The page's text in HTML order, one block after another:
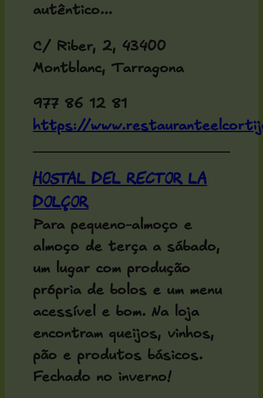
autêntico...
C/ Riber, 2, 43400
Montblanc, Tarragona
977 86 12 81
https://
Hostal del Rector La
Dolçor
Para pequeno-almoço e
almoço de terça a sábado,
um lugar com produção
própria de bolos e um menu
acessível e bom. Na loja
encontram queijos, vinhos,
pão e produtos básicos.
Fechado no inverno!